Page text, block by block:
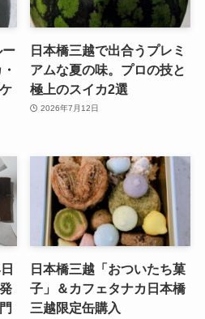
ー
日本橋三越で出合うプレミ
アムな夏の味。プロの技と
極上のスイカ2選
2026年7月12日
日本橋三越「おついたち菓
子」＆カフェタナカ日本橋
三越限定缶購入